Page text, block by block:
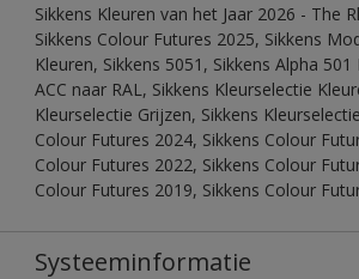
Sikkens Kleuren van het Jaar 2026 - The
Sikkens Colour Futures 2025, Sikkens
Kleuren, Sikkens 5051, Sikkens Alpha 501
ACC naar RAL, Sikkens Kleurselectie
Kleurselectie Grijzen, Sikkens
Colour Futures 2024, Sikkens Colour
Colour Futures 2022, Sikkens Colour
Colour Futures 2019, Sikkens Colour
Systeeminformatie